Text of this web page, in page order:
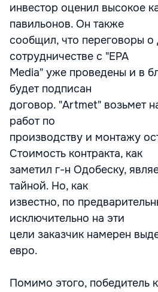
инвестор оценил высокое
павильонов. Он также
сообщил, что переговоры
сотрудничестве с "EPA
Media" уже проведены и в
будет подписан
договор. "Artmet" возьмет
работ по
производству и монтажу
Стоимость контракта, как
заметил г-н Одобеску,
тайной. Но, как
известно, по
исключительно на эти
цели заказчик намерен
евро.
Помимо этого, победитель